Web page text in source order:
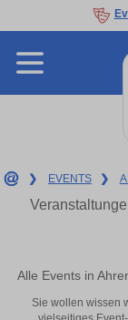
❯ EVENTS ❯
Alle Events in
Sie wollen wissen